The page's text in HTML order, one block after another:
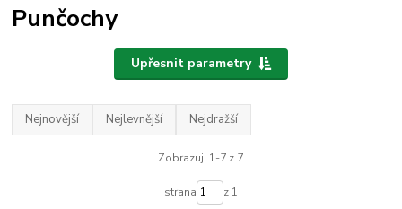
Punčochy
Upřesnit parametry
Nejnovější Nejlevnější Nejdražší
Zobrazuji 1-7 z 7
strana z 1